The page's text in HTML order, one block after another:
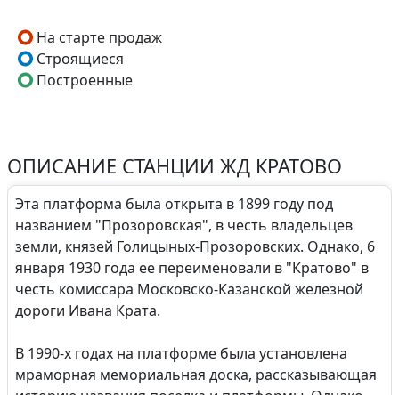
На старте продаж
Строящиеся
Построенные
ОПИСАНИЕ СТАНЦИИ ЖД КРАТОВО
Эта платформа была открыта в 1899 году под
названием "Прозоровская", в честь владельцев
земли, князей Голицыных-Прозоровских. Однако, 6
января 1930 года ее переименовали в "Кратово" в
честь комиссара Московско-Казанской железной
дороги Ивана Крата.
В 1990-х годах на платформе была установлена
мраморная мемориальная доска, рассказывающая